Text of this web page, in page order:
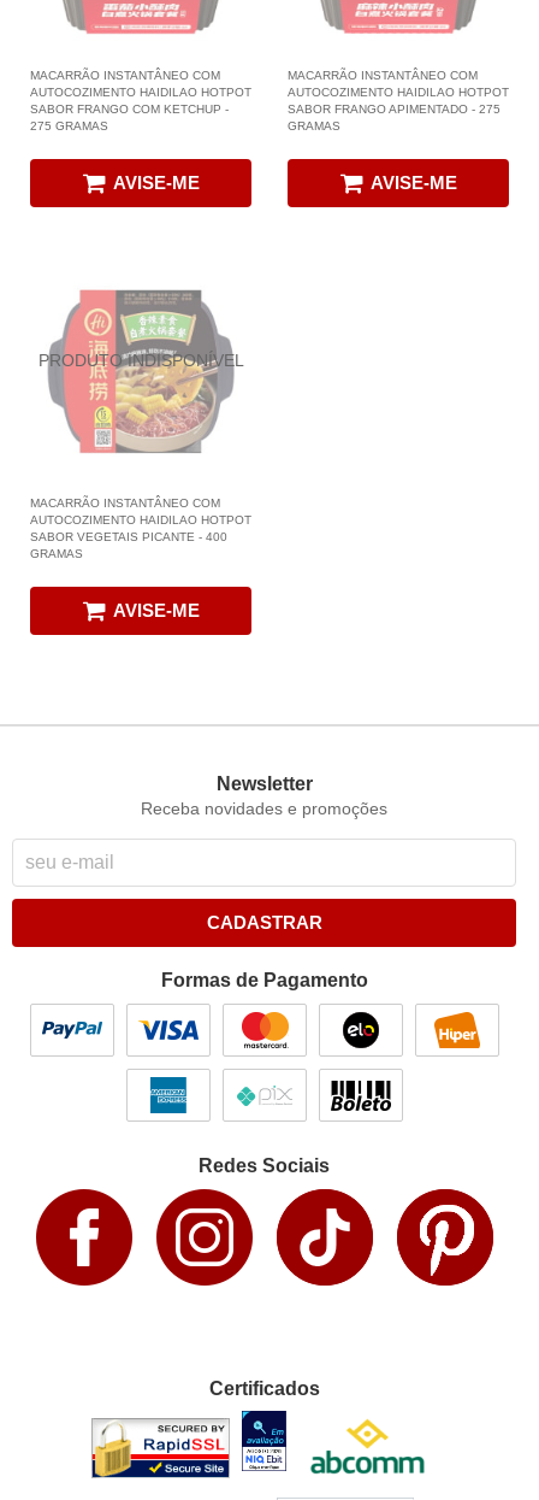
MACARRÃO INSTANTÂNEO COM
AUTOCOZIMENTO HAIDILAO HOTPOT
SABOR FRANGO COM KETCHUP -
275 GRAMAS
AVISE-ME
MACARRÃO INSTANTÂNEO COM
AUTOCOZIMENTO HAIDILAO HOTPOT
SABOR FRANGO APIMENTADO - 275
GRAMAS
AVISE-ME
MACARRÃO INSTANTÂNEO COM
AUTOCOZIMENTO HAIDILAO HOTPOT
SABOR VEGETAIS PICANTE - 400
GRAMAS
AVISE-ME
Newsletter
Receba novidades e promoções
CADASTRAR
Formas de Pagamento
Redes Sociais
Certificados